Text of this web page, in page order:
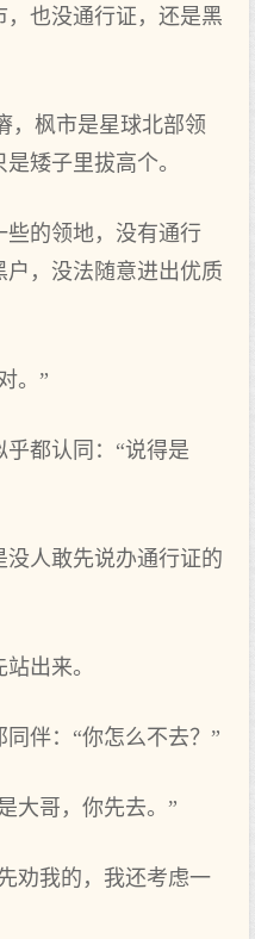
也没通行证，还是黑
，枫市是星球北部领
矮子里拔高个。
的领地，没有通行
，没法随意进出优质
。”
都认同：“说得是
人敢先说办通行证的
出来。
伴：“你怎么不去？”
大哥，你先去。”
劝我的，我还考虑一